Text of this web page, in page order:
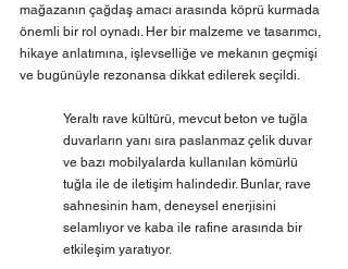
mağazanın çağdaş amacı arasında köprü kurmada
önemli bir rol oynadı. Her bir malzeme ve tasarımcı,
hikaye anlatımına, işlevselliğe ve mekanın geçmişi
ve bugünüyle rezonansa dikkat edilerek seçildi.
Yeraltı rave kültürü, mevcut beton ve tuğla
duvarların yanı sıra paslanmaz çelik duvar
ve bazı mobilyalarda kullanılan kömürlü
tuğla ile de iletişim halindedir. Bunlar, rave
sahnesinin ham, deneysel enerjisini
selamlıyor ve kaba ile rafine arasında bir
etkileşim yaratıyor.